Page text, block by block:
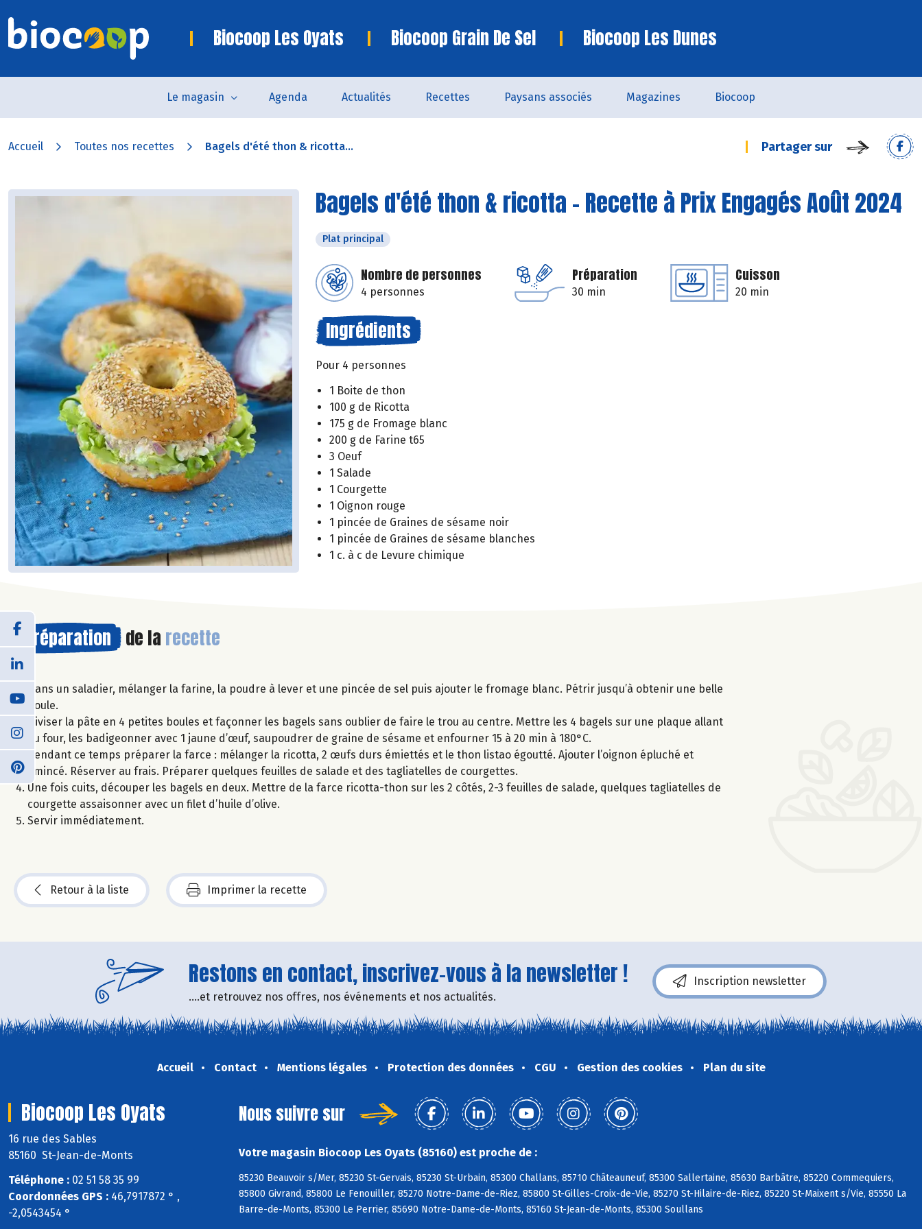
Biocoop Les Oyats Biocoop Grain De Sel Biocoop Les Dunes
Le magasin Agenda Actualités Recettes Paysans associés Magazines Biocoop
Accueil Toutes nos recettes Bagels d'été thon & ricotta... Partager sur
Bagels d'été thon & ricotta - Recette à Prix Engagés Août 2024
Plat principal
Nombre de personnes
4 personnes
Préparation
30 min
Cuisson
20 min
Ingrédients
Pour 4 personnes
1 Boite de thon
100 g de Ricotta
175 g de Fromage blanc
200 g de Farine t65
3 Oeuf
1 Salade
1 Courgette
1 Oignon rouge
1 pincée de Graines de sésame noir
1 pincée de Graines de sésame blanches
1 c. à c de Levure chimique
Préparation de la recette
Dans un saladier, mélanger la farine, la poudre à lever et une pincée de sel puis ajouter le fromage blanc. Pétrir jusqu’à obtenir une belle
boule.
Diviser la pâte en 4 petites boules et façonner les bagels sans oublier de faire le trou au centre. Mettre les 4 bagels sur une plaque allant
au four, les badigeonner avec 1 jaune d’œuf, saupoudrer de graine de sésame et enfourner 15 à 20 min à 180°C.
Pendant ce temps préparer la farce : mélanger la ricotta, 2 œufs durs émiettés et le thon listao égoutté. Ajouter l’oignon épluché et
émincé. Réserver au frais. Préparer quelques feuilles de salade et des tagliatelles de courgettes.
Une fois cuits, découper les bagels en deux. Mettre de la farce ricotta-thon sur les 2 côtés, 2-3 feuilles de salade, quelques tagliatelles de
courgette assaisonner avec un filet d’huile d’olive.
Servir immédiatement.
Retour à la liste Imprimer la recette
Restons en contact, inscrivez-vous à la newsletter !
....et retrouvez nos offres, nos événements et nos actualités.
Inscription newsletter
Accueil Contact Mentions légales Protection des données CGU Gestion des cookies Plan du site
Biocoop Les Oyats
16 rue des Sables
85160 St-Jean-de-Monts
Téléphone : 02 51 58 35 99
Coordonnées GPS : 46,7917872 ° ,
-2,0543454 °
Nous suivre sur
Votre magasin Biocoop Les Oyats (85160) est proche de :
85230 Beauvoir s/Mer, 85230 St-Gervais, 85230 St-Urbain, 85300 Challans, 85710 Châteauneuf, 85300 Sallertaine, 85630 Barbâtre, 85220 Commequiers,
85800 Givrand, 85800 Le Fenouiller, 85270 Notre-Dame-de-Riez, 85800 St-Gilles-Croix-de-Vie, 85270 St-Hilaire-de-Riez, 85220 St-Maixent s/Vie, 85550 La
Barre-de-Monts, 85300 Le Perrier, 85690 Notre-Dame-de-Monts, 85160 St-Jean-de-Monts, 85300 Soullans